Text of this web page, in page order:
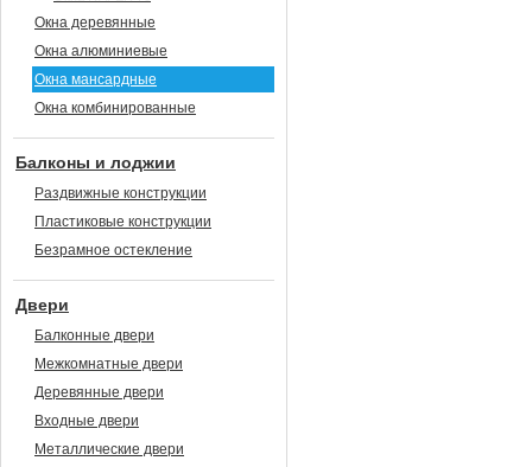
Окна деревянные
Окна алюминиевые
Окна мансардные
Окна комбинированные
Балконы и лоджии
Раздвижные конструкции
Пластиковые конструкции
Безрамное остекление
Двери
Балконные двери
Межкомнатные двери
Деревянные двери
Входные двери
Металлические двери